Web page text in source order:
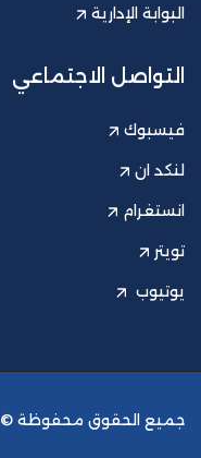
البوابة الإدارية
التواصل الاجتماعي
فيسبوك
لنكد ان
انستغرام
تويتر
يوتيوب
جميع الحقوق محفوظة © 2026 .